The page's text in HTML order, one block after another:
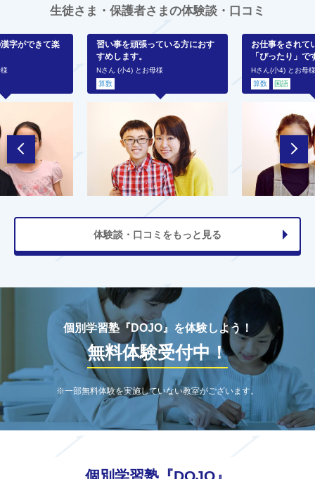
生徒さま・保護者さまの体験談・口コミ
字ができて楽
習い事を頑張っている方におす
すめします。
Nさん (小4) とお母様
算数
お仕事をされて
「ぴったり」で
Hさん(小4) とお母
算数
国語
体験談・口コミをもっと見る
個別学習塾『DOJO』を体験しよう！
無料体験受付中！
※一部無料体験を実施していない教室がございます。